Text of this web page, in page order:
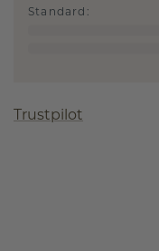
Standard :
Trustpilot